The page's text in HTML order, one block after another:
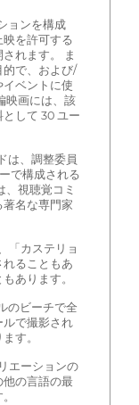
ョンを構成
映を許可する
れます。 ま
的で、および/
ベントに使
映画には、該
して 30 ユー
は、調整委員
で構成される
、視聴覚コミ
名な専門家
「カステリョ
ることもあ
あります。
のビーチで全
で撮影され
す。
エーションの
他の言語の最